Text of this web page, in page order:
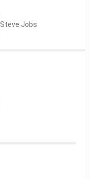
Steve Jobs